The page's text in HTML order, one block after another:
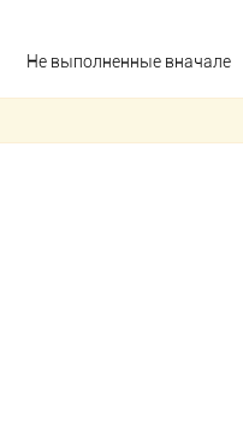
Не выполненные вначале